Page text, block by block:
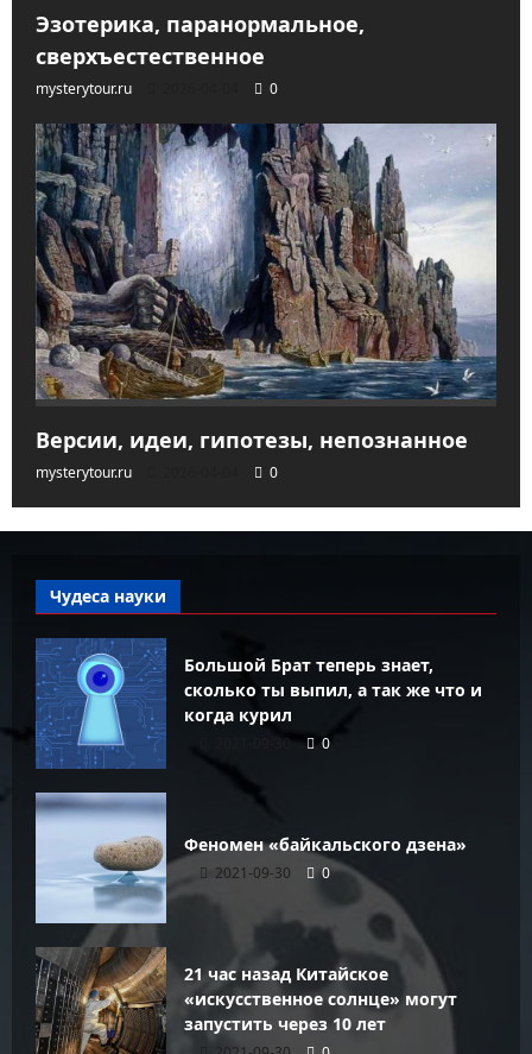
Эзотерика, паранормальное,
сверхъестественное
mysterytour.ru 0
Версии, идеи, гипотезы, непознанное
mysterytour.ru 0
Чудеса науки
Большой Брат теперь знает,
сколько ты выпил, а так же что и
когда курил
2021-09-30 0
Феномен «байкальского дзена»
2021-09-30 0
21 час назад Китайское
«искусственное солнце» могут
запустить через 10 лет